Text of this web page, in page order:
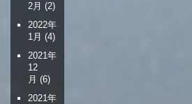
2月 (2)
2022年
1月 (4)
2021年
12
月 (6)
2021年